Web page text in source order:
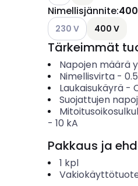
Nimellisjännite:
Katso käytettävissä
230 V 400 V
Tärkeimmät
Napojen määrä
Nimellisvirta- 0.5
Laukaisukäyrä-
Suojattujen
- 10 kA
Pakkaus ja
1 kpl